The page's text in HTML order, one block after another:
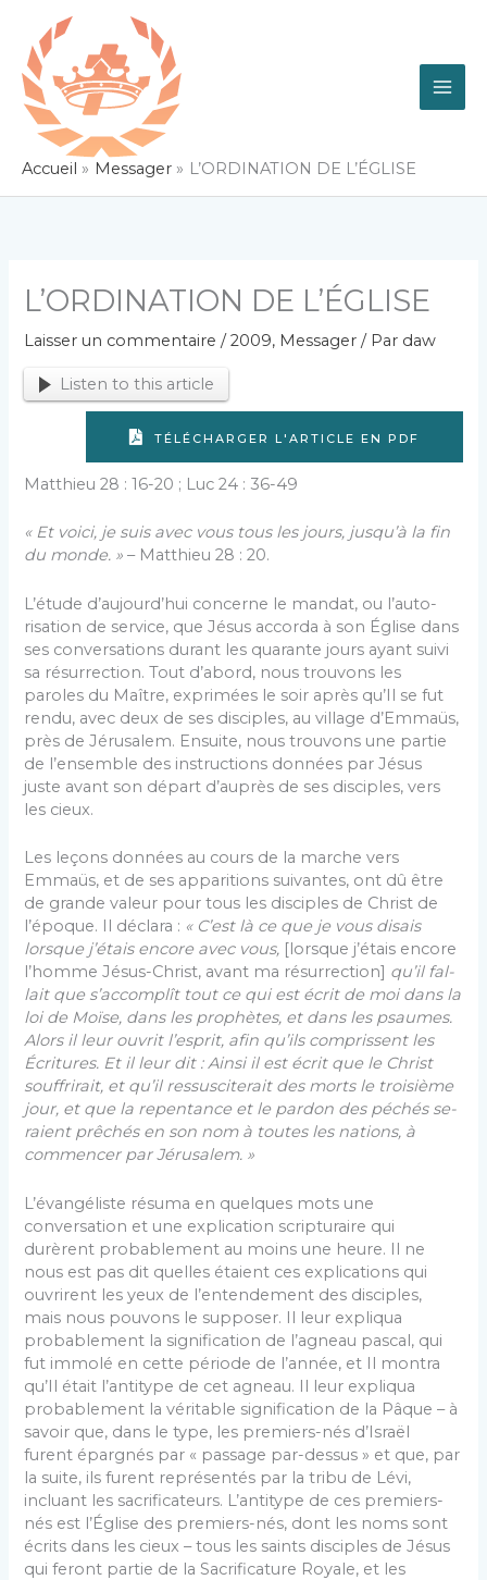
contenu
Accueil Messager L’ORDINATION DE L’ÉGLISE
L’ORDINATION DE L’ÉGLISE
Laisser un commentaire /2009, Messager / Par daw
Listen to this article
TÉLÉCHARGER L'ARTICLE EN PDF
Matthieu 28 : 16-20 ; Luc 24 : 36-49
« Et voici, je suis avec vous tous les jours, jusqu’à la fin
du monde. » – Matthieu 28 : 20.
L’étude d’aujourd’hui concerne le mandat, ou l’auto­
risation de service, que Jésus accorda à son Église dans
ses conversations durant les quarante jours ayant suivi
sa résurrection. Tout d’abord, nous trou­vons les
paroles du Maître, exprimées le soir après qu’Il se fut
rendu, avec deux de ses disciples, au vil­lage d’Emmaüs,
près de Jérusalem. Ensuite, nous trouvons une partie
de l’ensemble des instructions données par Jésus
juste avant son départ d’auprès de ses disciples, vers
les cieux.
Les leçons données au cours de la marche vers
Emmaüs, et de ses apparitions suivantes, ont dû être
de grande valeur pour tous les disciples de Christ de
l’époque. Il déclara : « C’est là ce que je vous disais
lorsque j’étais encore avec vous, [lorsque j’étais encore
l’homme Jésus-Christ, avant ma résurrection] qu’il fal­
lait que s’accomplît tout ce qui est écrit de moi dans la
loi de Moïse, dans les prophètes, et dans les psaumes.
Alors il leur ouvrit l’esprit, afin qu’ils comprissent les
Écritures. Et il leur dit : Ainsi il est écrit que le Christ
souffrirait, et qu’il ressusciterait des morts le troisième
jour, et que la repentance et le pardon des péchés se­
raient prêchés en son nom à toutes les nations, à
commencer par Jérusalem. »
L’évangéliste résuma en quelques mots une
conversation et une explication scripturaire qui
durèrent probablement au moins une heure. Il ne
nous est pas dit quelles étaient ces explications qui
ouvrirent les yeux de l’entendement des disciples,
mais nous pou­vons le supposer. Il leur expliqua
probablement la si­gnification de l’agneau pascal, qui
fut immolé en cette période de l’année, et Il montra
qu’Il était l’antitype de cet agneau. Il leur expliqua
probablement la véritable signification de la Pâque – à
savoir que, dans le type, les premiers-nés d’Israël
furent épargnés par « passage par-dessus » et que, par
la suite, ils furent représentés par la tribu de Lévi,
incluant les sacrifica­teurs. L’antitype de ces premiers-
nés est l’Église des premiers-nés, dont les noms sont
écrits dans les cieux – tous les saints disciples de Jésus
qui feront partie de la Sacrificature Royale, et les